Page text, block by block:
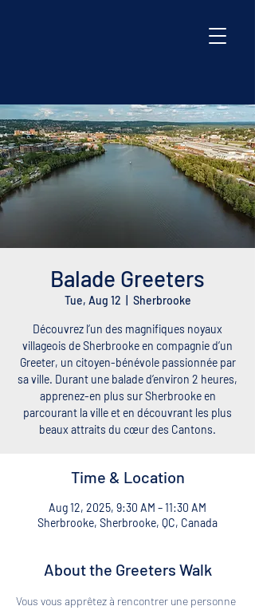
Balade Greeters
Tue, Aug 12 Sherbrooke
Découvrez l’un des magnifiques noyaux
villageois de Sherbrooke en compagnie d’un
Greeter, un citoyen-bénévole passionnée par
sa ville. Durant une balade d’environ 2 heures,
apprenez-en plus sur Sherbrooke en
parcourant la ville et en découvrant les plus
beaux attraits du cœur des Cantons.
Time & Location
Aug 12, 2025, 9:30 AM – 11:30 AM
Sherbrooke, Sherbrooke, QC, Canada
About the Greeters Walk
Vous vous apprêtez à rencontrer une personne